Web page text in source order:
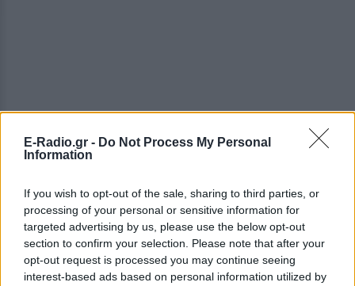
E-Radio.gr - Do Not Process My Personal
Information
If you wish to opt-out of the sale, sharing to third parties, or
processing of your personal or sensitive information for
targeted advertising by us, please use the below opt-out
section to confirm your selection. Please note that after your
opt-out request is processed you may continue seeing
interest-based ads based on personal information utilized by
ΔΕΙΤΕ ΕΠΙΣΗΣ
ΣΤΗΝ ΙΔΙΑ ΚΑΤΗΓΟΡΙΑ
Απόψε τα δοκιμαστικά
δρομολόγια για την επέκταση
του Μετρό Θεσσαλονίκης προς